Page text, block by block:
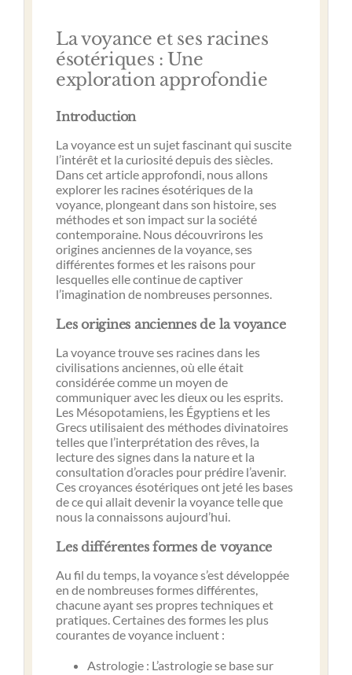
La voyance et ses racines
ésotériques : Une
exploration approfondie
Introduction
La voyance est un sujet fascinant qui suscite
l’intérêt et la curiosité depuis des siècles.
Dans cet article approfondi, nous allons
explorer les racines ésotériques de la
voyance, plongeant dans son histoire, ses
méthodes et son impact sur la société
contemporaine. Nous découvrirons les
origines anciennes de la voyance, ses
différentes formes et les raisons pour
lesquelles elle continue de captiver
l’imagination de nombreuses personnes.
Les origines anciennes de la voyance
La voyance trouve ses racines dans les
civilisations anciennes, où elle était
considérée comme un moyen de
communiquer avec les dieux ou les esprits.
Les Mésopotamiens, les Égyptiens et les
Grecs utilisaient des méthodes divinatoires
telles que l’interprétation des rêves, la
lecture des signes dans la nature et la
consultation d’oracles pour prédire l’avenir.
Ces croyances ésotériques ont jeté les bases
de ce qui allait devenir la voyance telle que
nous la connaissons aujourd’hui.
Les différentes formes de voyance
Au fil du temps, la voyance s’est développée
en de nombreuses formes différentes,
chacune ayant ses propres techniques et
pratiques. Certaines des formes les plus
courantes de voyance incluent :
Astrologie : L’astrologie se base sur